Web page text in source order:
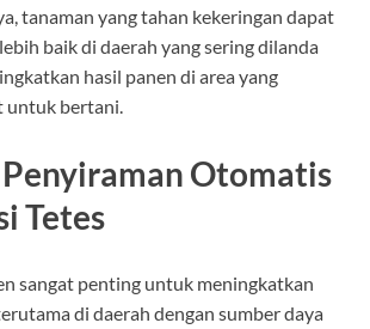
tanaman yang tahan kekeringan dapat
baik di daerah yang sering dilanda
hasil panen di area yang
untuk bertani.
Otomatis
Tetes
sangat penting untuk meningkatkan
di daerah dengan sumber daya